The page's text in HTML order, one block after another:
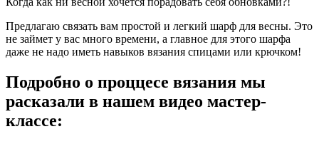
Предлагаю связать вам простой и легкий шарф для весны. Это
не займет у вас много времени, а главное для этого шарфа
даже не надо иметь навыков вязания спицами или крючком!
Подробно о проццесе вязания мы
расказали в нашем видео мастер-
классе: